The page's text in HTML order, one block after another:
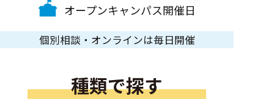
オープンキャンパス開催日
個別相談・オンラインは毎日開催
種類で探す